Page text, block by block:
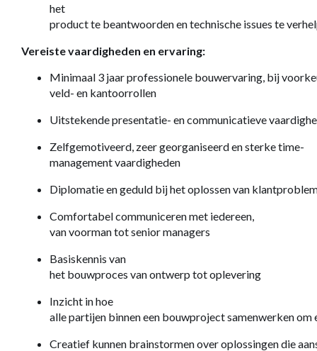
het
product te beantwoorden en technische issues te
Vereiste vaardigheden en ervaring:
Minimaal 3 jaar professionele bouwervaring, bij
veld- en kantoorrollen
Uitstekende presentatie- en communicatieve
Zelfgemotiveerd, zeer georganiseerd en sterke time-
management vaardigheden
Diplomatie en geduld bij het oplossen van
Comfortabel communiceren met iedereen,
van voorman tot senior managers
Basiskennis van
het bouwproces van ontwerp tot oplevering
Inzicht in hoe
alle partijen binnen een bouwproject samenwerken
Creatief kunnen brainstormen over oplossingen die